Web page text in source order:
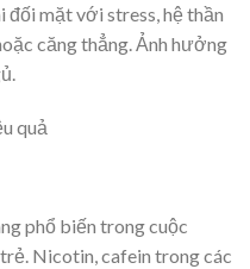
đối mặt với stress, hệ thần
căng thẳng. Ảnh hưởng
quả
phổ biến trong cuộc
Nicotin, cafein trong các